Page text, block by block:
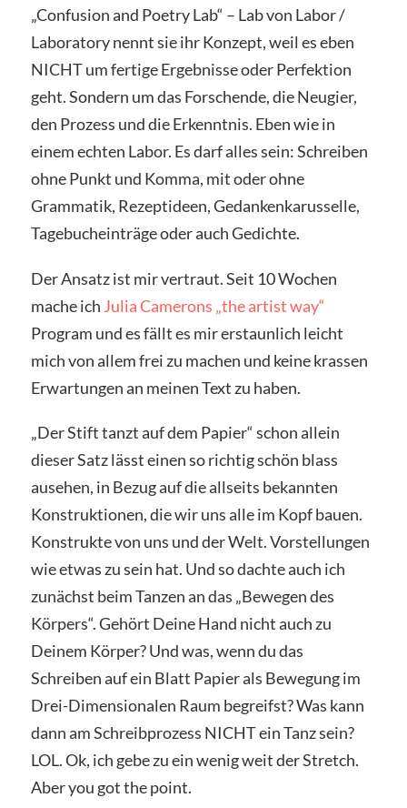
„Confusion and Poetry Lab“ – Lab von Labor /
Laboratory nennt sie ihr Konzept, weil es eben
NICHT um fertige Ergebnisse oder Perfektion
geht. Sondern um das Forschende, die Neugier,
den Prozess und die Erkenntnis. Eben wie in
einem echten Labor. Es darf alles sein: Schreiben
ohne Punkt und Komma, mit oder ohne
Grammatik, Rezeptideen, Gedankenkarusselle,
Tagebucheinträge oder auch Gedichte.
Der Ansatz ist mir vertraut. Seit 10 Wochen
mache ich Julia Camerons „the artist way“
Program und es fällt es mir erstaunlich leicht
mich von allem frei zu machen und keine krassen
Erwartungen an meinen Text zu haben.
„Der Stift tanzt auf dem Papier“ schon allein
dieser Satz lässt einen so richtig schön blass
ausehen, in Bezug auf die allseits bekannten
Konstruktionen, die wir uns alle im Kopf bauen.
Konstrukte von uns und der Welt. Vorstellungen
wie etwas zu sein hat. Und so dachte auch ich
zunächst beim Tanzen an das „Bewegen des
Körpers“. Gehört Deine Hand nicht auch zu
Deinem Körper? Und was, wenn du das
Schreiben auf ein Blatt Papier als Bewegung im
Drei-Dimensionalen Raum begreifst? Was kann
dann am Schreibprozess NICHT ein Tanz sein?
LOL. Ok, ich gebe zu ein wenig weit der Stretch.
Aber you got the point.